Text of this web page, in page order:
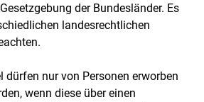
der Bundesländer. Es
landesrechtlichen
nur von Personen erworben
wenn diese über einen